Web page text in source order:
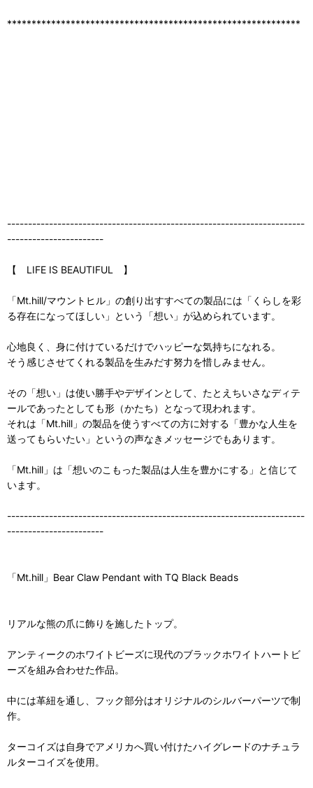
************************************************************
-----------------------------------------------------------------------
-----------------------
【 LIFE IS BEAUTIFUL 】
「Mt.hill/マウントヒル」の創り出すすべての製品には「くらしを彩
る存在になってほしい」という「想い」が込められています。
心地良く、身に付けているだけでハッピーな気持ちになれる。
そう感じさせてくれる製品を生みだす努力を惜しみません。
その「想い」は使い勝手やデザインとして、たとえちいさなディテ
ールであったとしても形（かたち）となって現われます。
それは「Mt.hill」の製品を使うすべての方に対する「豊かな人生を
送ってもらいたい」というの声なきメッセージでもあります。
「Mt.hill」は「想いのこもった製品は人生を豊かにする」と信じて
います。
-----------------------------------------------------------------------
-----------------------
「Mt.hill」Bear Claw Pendant with TQ Black Beads
リアルな熊の爪に飾りを施したトップ。
アンティークのホワイトビーズに現代のブラックホワイトハートビ
ーズを組み合わせた作品。
中には革紐を通し、フック部分はオリジナルのシルバーパーツで制
作。
ターコイズは自身でアメリカへ買い付けたハイグレードのナチュラ
ルターコイズを使用。